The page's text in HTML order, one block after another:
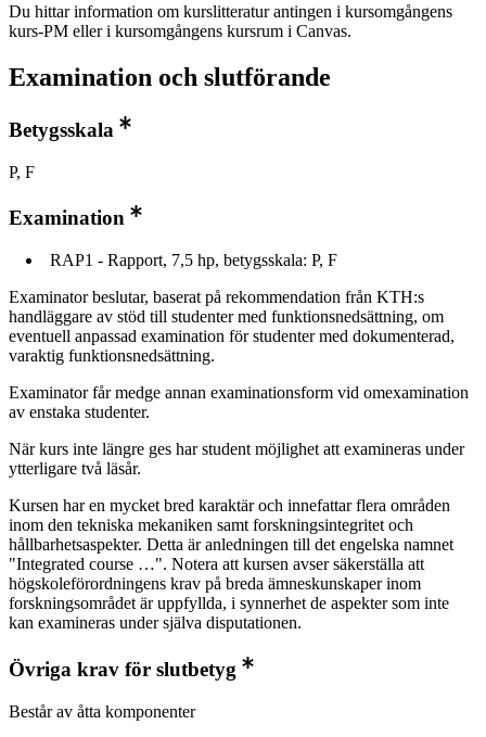
Du hittar information om kurslitteratur antingen i kursomgångens
kurs-PM eller i kursomgångens kursrum i Canvas.
Examination och slutförande
Betygsskala
P, F
Examination
RAP1 - Rapport, 7,5 hp, betygsskala: P, F
Examinator beslutar, baserat på rekommendation från KTH:s
handläggare av stöd till studenter med funktionsnedsättning, om
eventuell anpassad examination för studenter med dokumenterad,
varaktig funktionsnedsättning.
Examinator får medge annan examinationsform vid omexamination
av enstaka studenter.
När kurs inte längre ges har student möjlighet att examineras under
ytterligare två läsår.
Kursen har en mycket bred karaktär och innefattar flera områden
inom den tekniska mekaniken samt forskningsintegritet och
hållbarhetsaspekter. Detta är anledningen till det engelska namnet
"Integrated course …". Notera att kursen avser säkerställa att
högskoleförordningens krav på breda ämneskunskaper inom
forskningsområdet är uppfyllda, i synnerhet de aspekter som inte
kan examineras under själva disputationen.
Övriga krav för slutbetyg
Består av åtta komponenter